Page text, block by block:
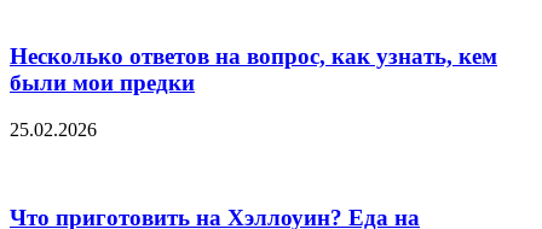
Несколько ответов на вопрос, как узнать, кем
были мои предки
25.02.2026
Что приготовить на Хэллоуин? Еда на